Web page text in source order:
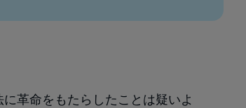
革命をもたらしたことは疑いよ